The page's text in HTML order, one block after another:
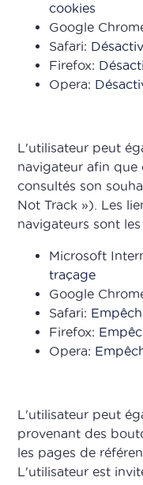
cookies
Google
Safari:
Firefox:
Opera:
L'utilisateur peut
navigateur afin que
consultés son
Not Track »). Les
navigateurs sont
Microsoft
traçage
Google
Safari:
Firefox:
Opera:
L'utilisateur peut
provenant des
les pages de
L'utilisateur est